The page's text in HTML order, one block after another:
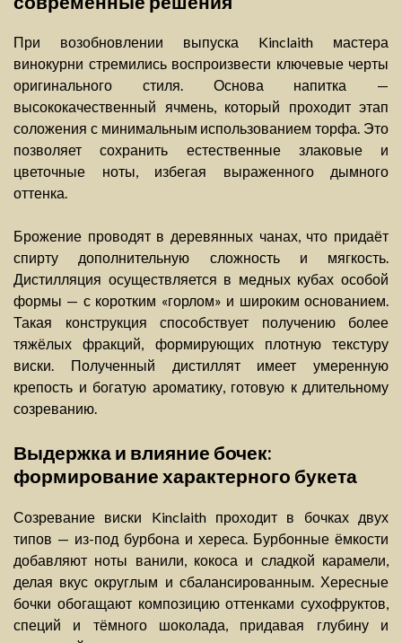
При возобновлении выпуска Kinclaith мастера
винокурни стремились воспроизвести ключевые черты
оригинального стиля. Основа напитка —
высококачественный ячмень, который проходит этап
соложения с минимальным использованием торфа. Это
позволяет сохранить естественные злаковые и
цветочные ноты, избегая выраженного дымного
оттенка.
Брожение проводят в деревянных чанах, что придаёт
спирту дополнительную сложность и мягкость.
Дистилляция осуществляется в медных кубах особой
формы — с коротким «горлом» и широким основанием.
Такая конструкция способствует получению более
тяжёлых фракций, формирующих плотную текстуру
виски. Полученный дистиллят имеет умеренную
крепость и богатую ароматику, готовую к длительному
созреванию.
Выдержка и влияние бочек:
формирование характерного букета
Созревание виски Kinclaith проходит в бочках двух
типов — из-под бурбона и хереса. Бурбонные ёмкости
добавляют ноты ванили, кокоса и сладкой карамели,
делая вкус округлым и сбалансированным. Хересные
бочки обогащают композицию оттенками сухофруктов,
специй и тёмного шоколада, придавая глубину и